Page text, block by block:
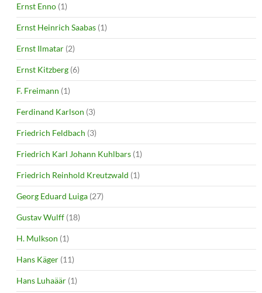
Ernst Enno (1)
Ernst Heinrich Saabas (1)
Ernst Ilmatar (2)
Ernst Kitzberg (6)
F. Freimann (1)
Ferdinand Karlson (3)
Friedrich Feldbach (3)
Friedrich Karl Johann Kuhlbars (1)
Friedrich Reinhold Kreutzwald (1)
Georg Eduard Luiga (27)
Gustav Wulff (18)
H. Mulkson (1)
Hans Käger (11)
Hans Luhaäär (1)